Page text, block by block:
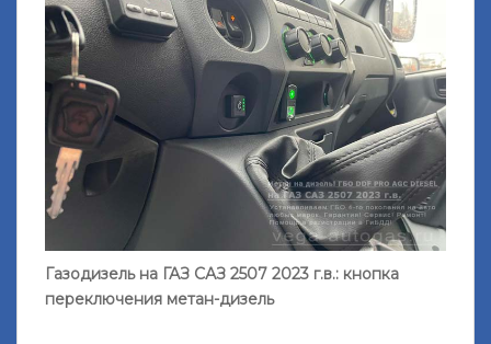
Газодизель на ГАЗ САЗ 2507 2023 г.в.: кнопка
переключения метан-дизель